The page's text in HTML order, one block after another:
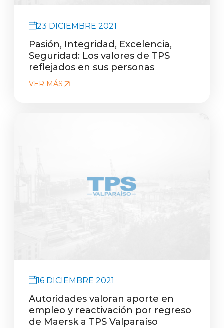
23 DICIEMBRE 2021
Pasión, Integridad, Excelencia,
Seguridad: Los valores de TPS
reflejados en sus personas
VER MÁS
16 DICIEMBRE 2021
Autoridades valoran aporte en
empleo y reactivación por regreso
de Maersk a TPS Valparaíso